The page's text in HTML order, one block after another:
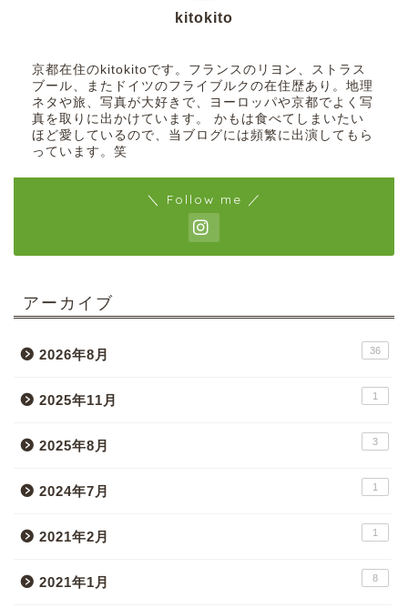
kitokito
京都在住のkitokitoです。フランスのリヨン、ストラス
ブール、またドイツのフライブルクの在住歴あり。地理
ネタや旅、写真が大好きで、ヨーロッパや京都でよく写
真を取りに出かけています。 かもは食べてしまいたい
ほど愛しているので、当ブログには頻繁に出演してもら
っています。笑
＼ Follow me ／
アーカイブ
2026年8月 36
2025年11月 1
2025年8月 3
2024年7月 1
2021年2月 1
2021年1月 8